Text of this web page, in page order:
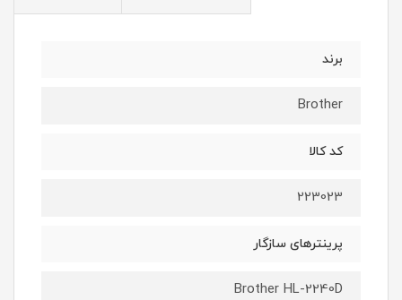
برند
Brother
کد کالا
223023
پرینترهای سازگار
Brother HL-2240D